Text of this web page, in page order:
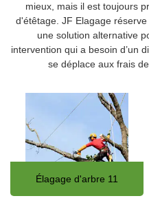
mieux, mais il est toujours
d'étêtage. JF Elagage
une solution alternative
intervention qui a besoin d’un
se déplace aux frais
Élagage d'arbre 11